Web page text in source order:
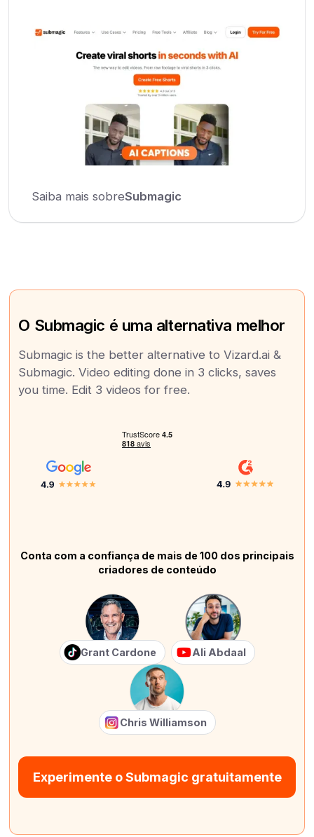
Saiba mais sobreSubmagic
O Submagic é uma alternativa melhor
Submagic is the better alternative to Vizard.ai &
Submagic. Video editing done in 3 clicks, saves
you time. Edit 3 videos for free.
Conta com a confiança de mais de 100 dos principais
criadores de conteúdo
Grant Cardone Ali Abdaal
Chris Williamson
Experimente o Submagic gratuitamente